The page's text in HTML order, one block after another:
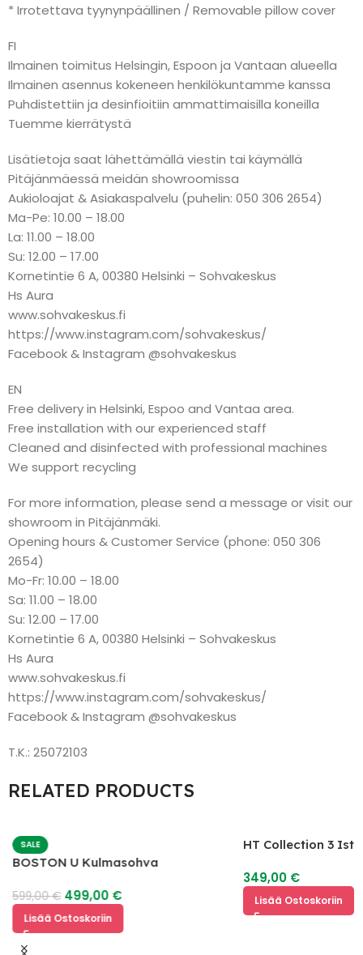
* Irrotettava tyynynpäällinen / Removable pillow cover
FI
Ilmainen toimitus Helsingin, Espoon ja Vantaan alueella
Ilmainen asennus kokeneen henkilökuntamme kanssa
Puhdistettiin ja desinfioitiin ammattimaisilla koneilla
Tuemme kierrätystä
Lisätietoja saat lähettämällä viestin tai käymällä
Pitäjänmäessä meidän showroomissa
Aukioloajat & Asiakaspalvelu (puhelin: 050 306 2654)
Ma-Pe: 10.00 – 18.00
La: 11.00 – 18.00
Su: 12.00 – 17.00
Kornetintie 6 A, 00380 Helsinki – Sohvakeskus
Hs Aura
www.sohvakeskus.fi
https://www.instagram.com/sohvakeskus/
Facebook & Instagram @sohvakeskus
EN
Free delivery in Helsinki, Espoo and Vantaa area.
Free installation with our experienced staff
Cleaned and disinfected with professional machines
We support recycling
For more information, please send a message or visit our
showroom in Pitäjänmäki.
Opening hours & Customer Service (phone: 050 306
2654)
Mo-Fr: 10.00 – 18.00
Sa: 11.00 – 18.00
Su: 12.00 – 17.00
Kornetintie 6 A, 00380 Helsinki – Sohvakeskus
Hs Aura
www.sohvakeskus.fi
https://www.instagram.com/sohvakeskus/
Facebook & Instagram @sohvakeskus
T.K.: 25072103
RELATED PRODUCTS
SALE
BOSTON U Kulmasohva
599,00€ 499,00 €
Lisää Ostoskoriin
HT Collection 3
349,00 €
Lisää Ostoskoriin